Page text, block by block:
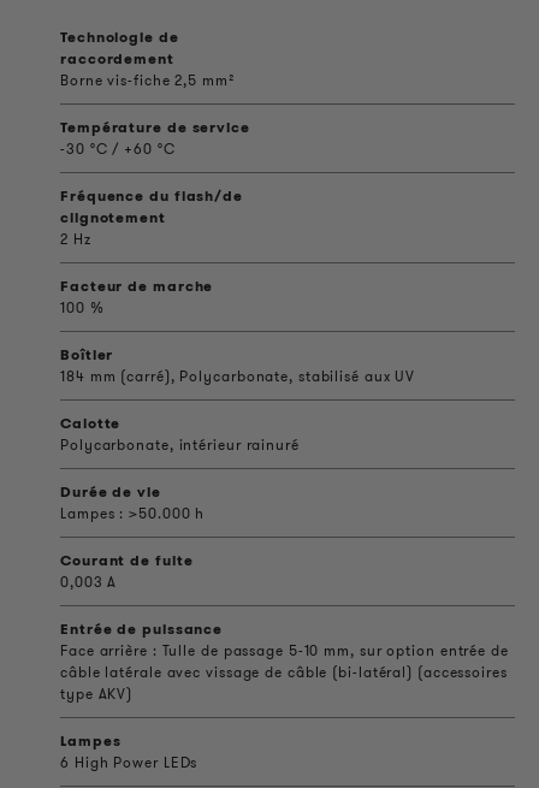
Technologie de
raccordement
Borne vis-fiche 2,5 mm²
Température de service
-30 °C / +60 °C
Fréquence du flash/de
clignotement
2 Hz
Facteur de marche
100 %
Boîtier
184 mm (carré), Polycarbonate, stabilisé aux UV
Calotte
Polycarbonate, intérieur rainuré
Durée de vie
Lampes : >50.000 h
Courant de fuite
0,003 A
Entrée de puissance
Face arrière : Tulle de passage 5-10 mm, sur option entrée de
câble latérale avec vissage de câble (bi-latéral) (accessoires
type AKV)
Lampes
6 High Power LEDs